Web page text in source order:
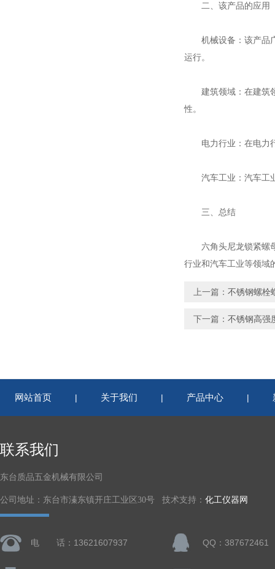
二、该产品的应用
机械设备：该产品广
运行。
建筑领域：在建筑领
性。
电力行业：在电力行
汽车工业：汽车工业
三、总结
六角头尼龙锁紧螺母
行业和汽车工业等领域
上一篇： 不锈钢螺栓
下一篇： 不锈钢高强
网站首页 | 关于我们 | 产品中心 |
联系我们
东台质品五金机械有限公司
公司地址：东台市溱东镇开庄工业区30号 技术支持： 化工仪器网
电 话：13621607937 QQ：387672461